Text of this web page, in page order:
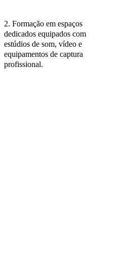
2. Formação em espaços
dedicados equipados com
estúdios de som, vídeo e
equipamentos de captura
profissional.